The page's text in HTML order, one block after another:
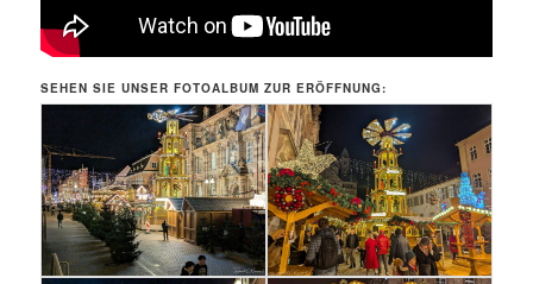
SEHEN SIE UNSER FOTOALBUM ZUR ERÖFFNUNG: